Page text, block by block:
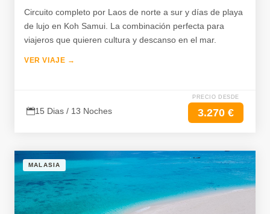
Circuito completo por Laos de norte a sur y días de playa
de lujo en Koh Samui. La combinación perfecta para
viajeros que quieren cultura y descanso en el mar.
VER VIAJE →
15 Dias / 13 Noches
PRECIO DESDE
3.270 €
MALASIA